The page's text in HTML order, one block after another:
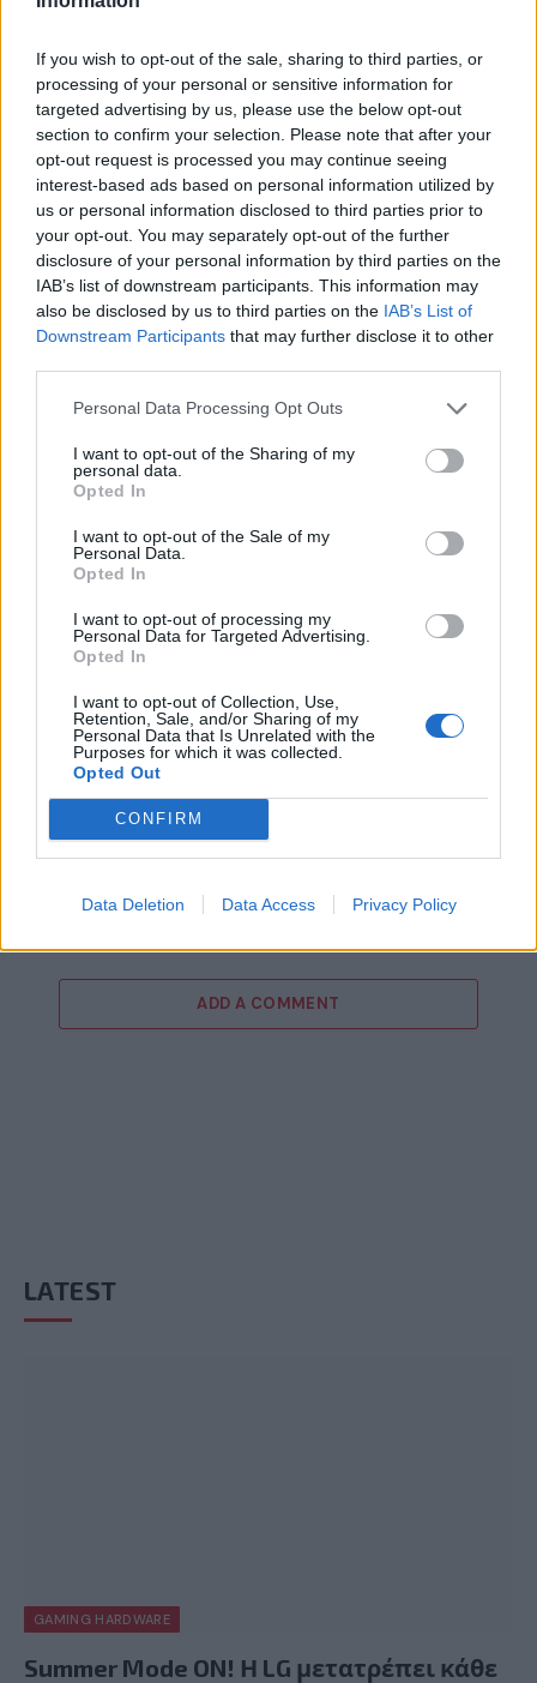
If you wish to opt-out of the sale, sharing to third parties, or
processing of your personal or sensitive information for
targeted advertising by us, please use the below opt-out
section to confirm your selection. Please note that after your
opt-out request is processed you may continue seeing
interest-based ads based on personal information utilized by
us or personal information disclosed to third parties prior to
your opt-out. You may separately opt-out of the further
disclosure of your personal information by third parties on the
IAB’s list of downstream participants. This information may
also be disclosed by us to third parties on the IAB’s List of
Downstream Participants that may further disclose it to other
Personal Data Processing Opt Outs
I want to opt-out of the Sharing of my
personal data.
Opted In
I want to opt-out of the Sale of my
Personal Data.
Opted In
I want to opt-out of processing my
Personal Data for Targeted Advertising.
Opted In
I want to opt-out of Collection, Use,
Retention, Sale, and/or Sharing of my
Personal Data that Is Unrelated with the
Purposes for which it was collected.
Opted Out
CONFIRM
Data Deletion Data Access Privacy Policy
Summer Mode ON! Η LG μετατρέπει κάθε
στιγμή σε απόλυτη gaming εμπειρία!
νέου expansion του The Witcher 3 στη
Gamescom
15ο eCommerce & Digital Marketing World
συνέδρια στις 4 Νοεμβρίου!
ADD A COMMENT
LATEST
GAMING HARDWARE
Summer Mode ON! Η LG μετατρέπει κάθε